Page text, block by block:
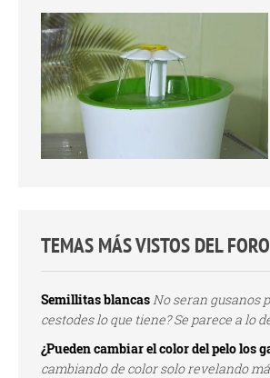
TEMAS MÁS VISTOS DEL FORO
Semillitas blancasNo seran gusanos
cestodes lo que tiene? Se parece a lo
¿Pueden cambiar el color del pelo los
cambiando de color solo revelando